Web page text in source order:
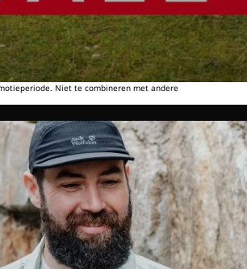
Niet te combineren met andere